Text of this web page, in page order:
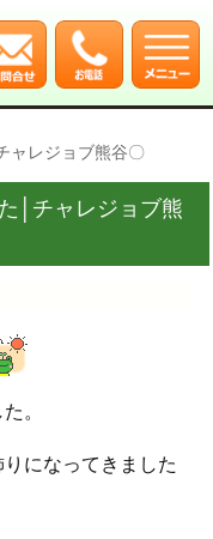
ャレジョブ熊谷〇
│チャレジョブ熊
。
になってきました